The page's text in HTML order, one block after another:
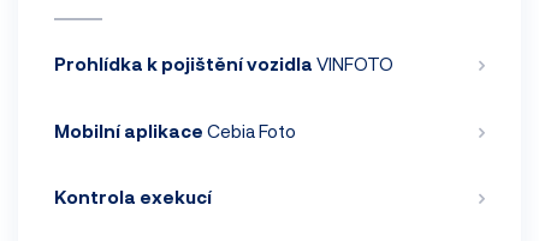
Prohlídka k pojištění vozidla VINFOTO
Mobilní aplikace Cebia Foto
Kontrola exekucí